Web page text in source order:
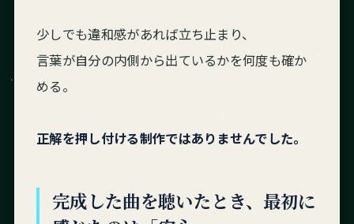
少しでも違和感があれば立ち止まり、
言葉が自分の内側から出ているかを何度も確か
める。
正解を押し付ける制作ではありませんでした。
完成した曲を聴いたとき、最初に